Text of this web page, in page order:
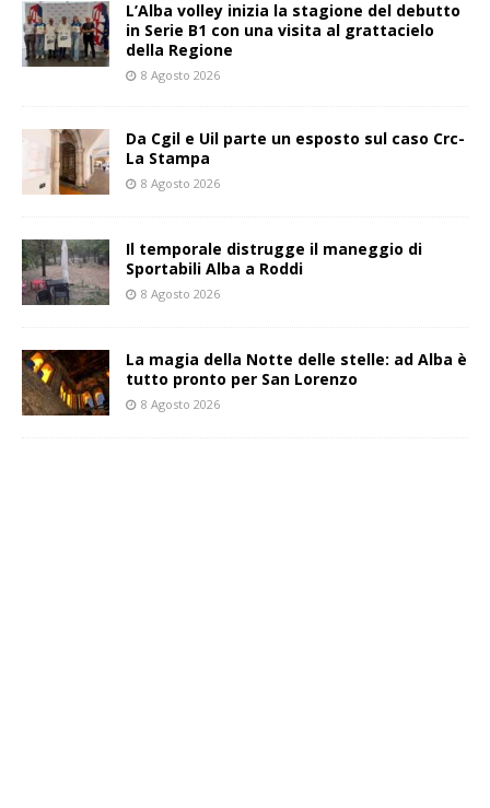
L’Alba volley inizia la stagione del debutto
in Serie B1 con una visita al grattacielo
della Regione
8 Agosto 2026
Da Cgil e Uil parte un esposto sul caso Crc-
La Stampa
8 Agosto 2026
Il temporale distrugge il maneggio di
Sportabili Alba a Roddi
8 Agosto 2026
La magia della Notte delle stelle: ad Alba è
tutto pronto per San Lorenzo
8 Agosto 2026